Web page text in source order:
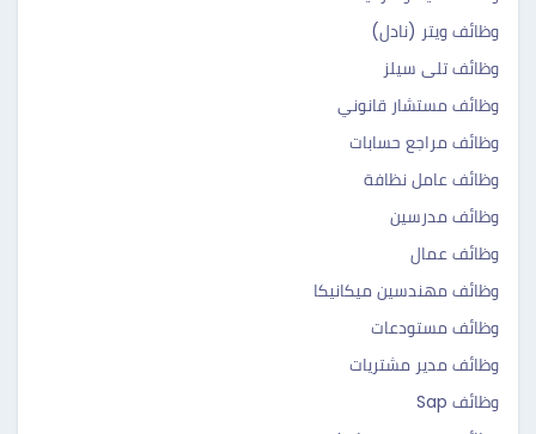
وظائف ويتر (نادل)
وظائف تلى سيلز
وظائف مستشار قانوني
وظائف مراجع حسابات
وظائف عامل نظافة
وظائف مدرسين
وظائف عمال
وظائف مهندسين ميكانيكا
وظائف مستودعات
وظائف مدير مشتريات
وظائف Sap